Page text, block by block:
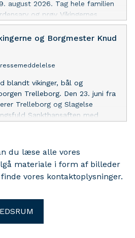
august 2026. Tag hele familien
og prøv Vikingernes
og Borgmester Knud
blandt vikinger, bål og
Trelleborg. Den 23. juni fra
Trelleborg og Slagelse
Sankthansaften med
du læse alle vores
materiale i form af billeder
vores kontaktoplysninger.